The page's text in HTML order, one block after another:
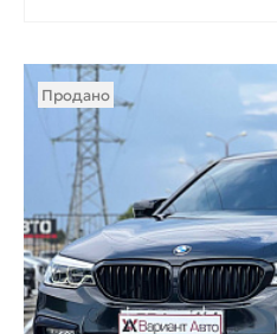
Продано